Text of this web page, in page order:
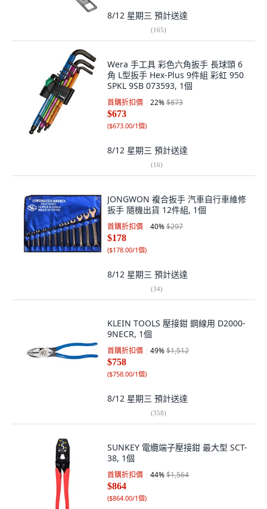
8/12 星期三 預計送達
(165)
Wera 手工具 彩色六角扳手 長球頭 6
角 L型扳手 Hex-Plus 9件組 彩虹 950
SPKL 9SB 073593, 1個
首購折扣價 22%$873
$673
($673.00/1個)
8/12 星期三 預計送達
(16)
JONGWON 複合扳手 汽車自行車維修
扳手 隨機出貨 12件組, 1個
首購折扣價 40%$297
$178
($178.00/1個)
8/12 星期三 預計送達
(34)
KLEIN TOOLS 壓接鉗 鋼線用 D2000-
9NECR, 1個
首購折扣價 49%$1,512
$758
($758.00/1個)
8/12 星期三 預計送達
(358)
SUNKEY 電纜端子壓接鉗 最大型 SCT-
38, 1個
首購折扣價 44%$1,564
$864
($864.00/1個)